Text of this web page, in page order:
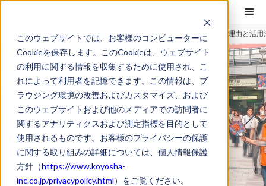
このウェブサイトでは、お客様のコンピューターに
Cookieを保存します。このCookieは、ウェブサイト
の利用に関する情報を収集するために使用され、こ
れによって利用者を記憶できます。この情報は、ブ
ラウジング環境の改善およびカスタマイズ、および
このウェブサイトおよび他のメディアでの訪問者に
関するアナリティクスおよび測定指標を目的として
使用されるものです。お客様のプライバシーの保護
に関する取り組みの詳細については、個人情報保護
方針（https://www.koyosha-
inc.co.jp/privacypolicy.html）をご覧ください。
ホームコラム“使われ続ける販促物”という強み｜うちわが支持される理由と活用